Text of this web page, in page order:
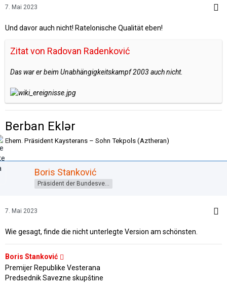
7. Mai 2023
Und davor auch nicht! Ratelonische Qualität eben!
Zitat von Radovan Radenković
Das war er beim Unabhängigkeitskampf 2003 auch nicht.
Berban Eklər
Ehem. Präsident Kaysterans – Sohn Tekpols (Aztheran)
Boris Stanković
Präsident der Bundesversammlung
7. Mai 2023
Wie gesagt, finde die nicht unterlegte Version am schönsten.
Boris Stanković
Premijer Republike Vesterana
Predsednik Savezne skupštine